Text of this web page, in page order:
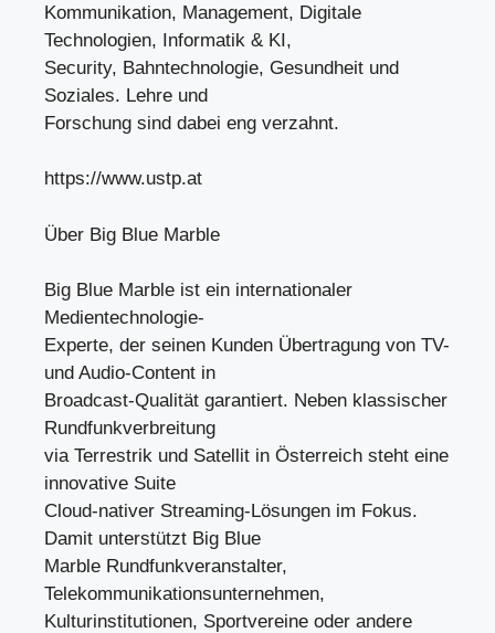
Kommunikation, Management, Digitale
Technologien, Informatik & KI,
Security, Bahntechnologie, Gesundheit und
Soziales. Lehre und
Forschung sind dabei eng verzahnt.
https://www.ustp.at
Über Big Blue Marble
Big Blue Marble ist ein internationaler
Medientechnologie-
Experte, der seinen Kunden Übertragung von TV-
und Audio-Content in
Broadcast-Qualität garantiert. Neben klassischer
Rundfunkverbreitung
via Terrestrik und Satellit in Österreich steht eine
innovative Suite
Cloud-nativer Streaming-Lösungen im Fokus.
Damit unterstützt Big Blue
Marble Rundfunkveranstalter,
Telekommunikationsunternehmen,
Kulturinstitutionen, Sportvereine oder andere